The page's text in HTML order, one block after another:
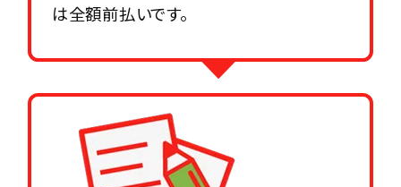
は全額前払いです。